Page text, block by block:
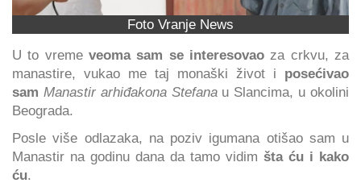
Foto Vranje News
U to vreme veoma sam se interesovao za crkvu, za
manastire, vukao me taj monaški život i posećivao
sam Manastir arhiđakona Stefanau Slancima, u okolini
Beograda.
Posle više odlazaka, na poziv igumana otišao sam u
Manastir na godinu dana da tamo vidim šta ću i kako
ću.